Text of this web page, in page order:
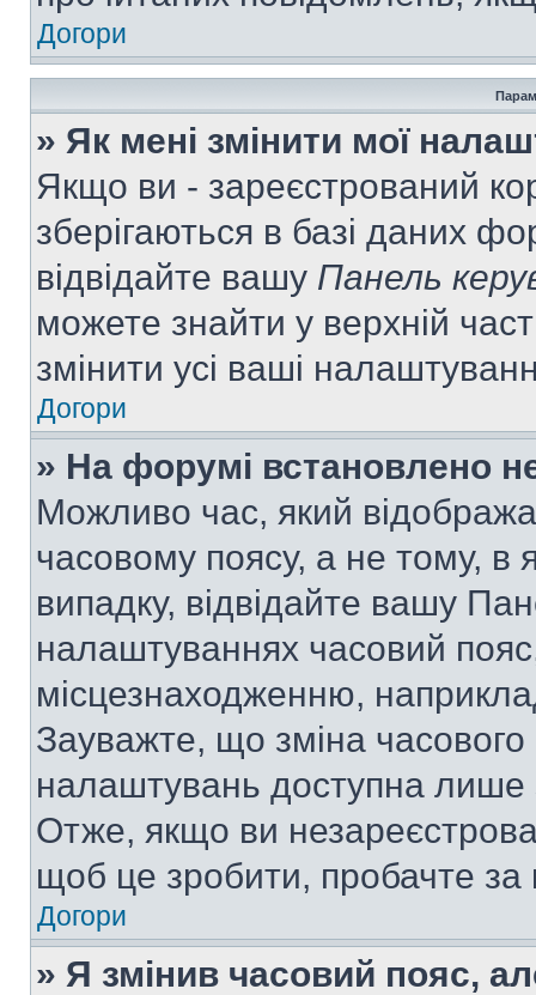
Догори
» Як мені змінити мої
Якщо ви - зареєстрований
зберігаються в базі даних
відвідайте вашу Панель
можете знайти у верхній
змінити усі ваші
Догори
» На форумі встановлено
Можливо час, який
часовому поясу, а не тому, в
випадку, відвідайте вашу
налаштуваннях часовий
місцезнаходженню,
Зауважте, що зміна часового
налаштувань доступна лише
Отже, якщо ви
щоб це зробити, пробачте за
Догори
» Я змінив часовий пояс,